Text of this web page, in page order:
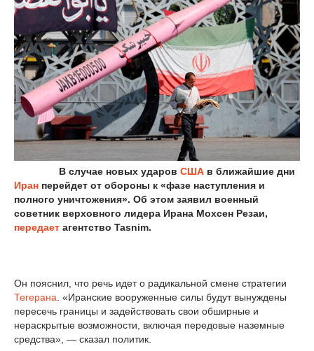
В случае новых ударов США в ближайшие дни
Иран перейдет от обороны к «фазе наступления и
полного уничтожения». Об этом заявил военный
советник верховного лидера Ирана Мохсен Резаи,
передает агентство Tasnim.
Он пояснил, что речь идет о радикальной смене стратегии
Тегерана . «Иранские вооруженные силы будут вынуждены
пересечь границы и задействовать свои обширные и
нераскрытые возможности, включая передовые наземные
средства», — сказал политик.